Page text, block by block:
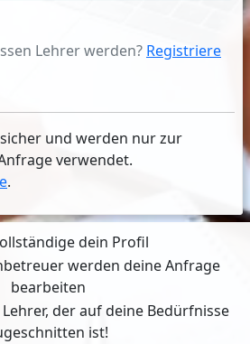
Lehrer werden? Registriere
und werden nur zur
verwendet.
.
dein Profil
werden deine Anfrage
bearbeiten
der auf deine Bedürfnisse
ist!